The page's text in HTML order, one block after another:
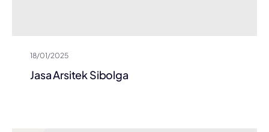
18/01/2025
Jasa Arsitek Sibolga